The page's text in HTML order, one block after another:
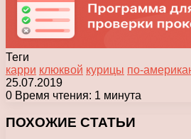
Теги
карри клюквой курицы по-
25.07.2019
0 Время чтения: 1 минута
ПОХОЖИЕ СТАТЬИ